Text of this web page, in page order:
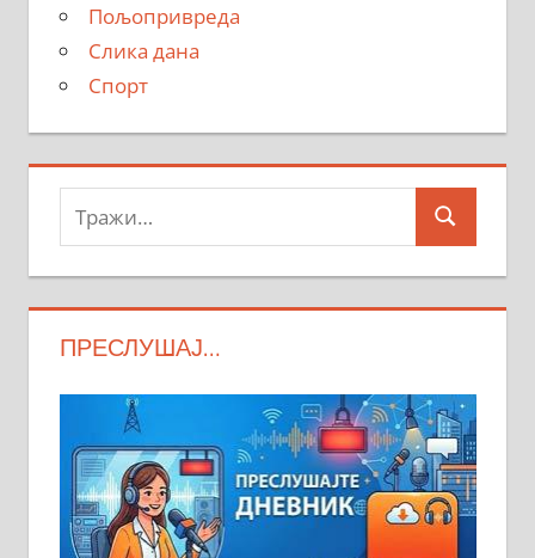
Пољопривреда
Слика дана
Спорт
Тражи:
Search
ПРЕСЛУШАЈ…